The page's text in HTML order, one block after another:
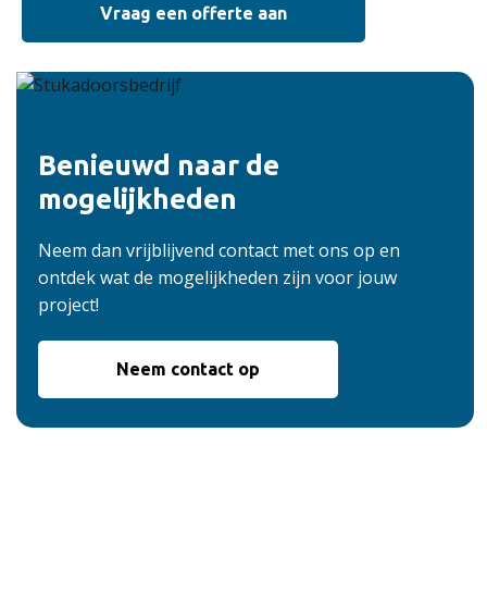
Vraag een offerte aan
Benieuwd naar de
mogelijkheden
Neem dan vrijblijvend contact met ons op en
ontdek wat de mogelijkheden zijn voor jouw
project!
Neem contact op